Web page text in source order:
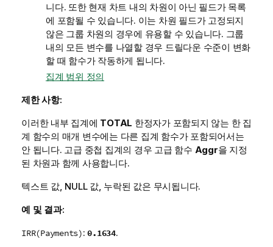
니다. 또한 현재 차트 내의 차원이 아닌 필드가 목록
에 포함될 수 있습니다. 이는 차원 필드가 고정되지
않은 그룹 차원의 경우에 유용할 수 있습니다. 그룹
내의 모든 변수를 나열할 경우 드릴다운 수준이 변화
할 때 함수가 작동하게 됩니다.
집계 범위 정의
제한 사항:
이러한 내부 집계에 TOTAL 한정자가 포함되지 않는 한 집
계 함수의 매개 변수에는 다른 집계 함수가 포함되어서는
안 됩니다. 고급 중첩 집계의 경우 고급 함수 Aggr을 지정
된 차원과 함께 사용합니다.
텍스트 값, NULL값, 누락된 값은 무시됩니다.
예 및 결과:
IRR(Payments):0.1634.